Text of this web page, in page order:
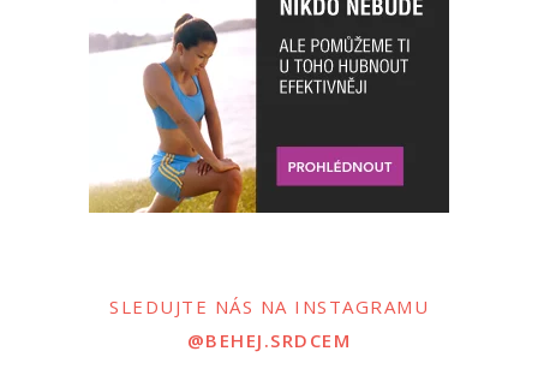
SLEDUJTE NÁS NA INSTAGRAMU
@BEHEJ.SRDCEM